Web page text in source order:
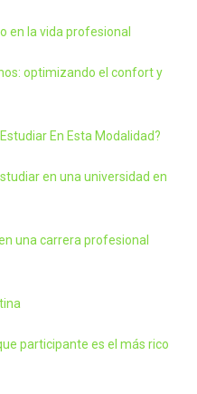
en la vida profesional
optimizando el confort y
En Esta Modalidad?
en una universidad en
una carrera profesional
participante es el más rico